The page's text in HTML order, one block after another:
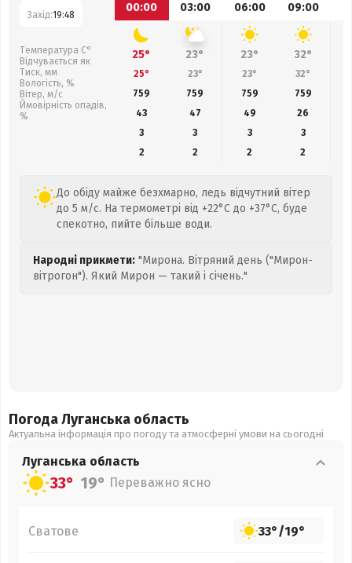
Захід:19:48
Температура С°
Відчувається як
Тиск, мм
Вологість, %
Вітер, м/с
Ймовірність опадів,
%
00:00
03:00 06:00 09:00
25° 23° 23° 32°
25° 23° 23° 32°
759
759 759 759
43
47 49
26
3
3 3
3
2
2 2 2
До обіду майже безхмарно, ледь відчутний вітер
до 5 м/с. На термометрі від +22°C до +37°C, буде
спекотно, пийте більше води.
Народні прикмети: "Мирона. Вітряний день ("Мирон-
вітрогон"). Який Мирон — такий і січень."
Погода Луганська область
Актуальна інформація про погоду та атмосферні умови на сьогодні
Луганська область
33° 19° Переважно ясно
Сватове 33°/19°